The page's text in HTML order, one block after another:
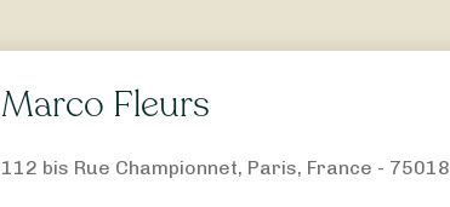
Marco Fleurs
112 bis Rue Championnet, Paris, France - 75018